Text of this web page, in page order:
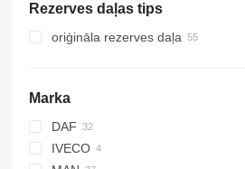
Rezerves daļas tips
oriģināla rezerves daļa
Marka
DAF
CF
IVECO